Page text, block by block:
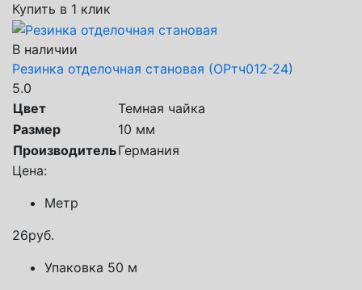
Купить в 1 клик
В наличии
Резинка отделочная становая (ОРтч012-24)
5.0
Цвет
Темная чайка
Размер
10 мм
ПроизводительГермания
Цена:
Метр
26руб.
Упаковка 50 м